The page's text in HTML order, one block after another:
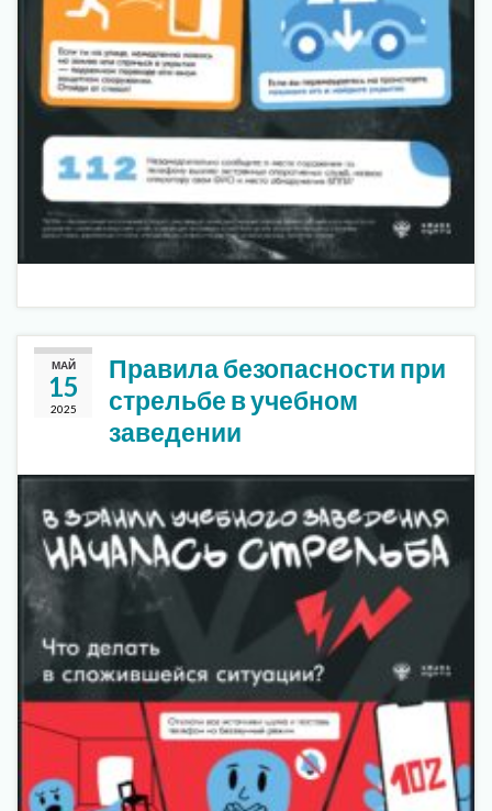
МАЙ
15
2025
Правила безопасности при
стрельбе в учебном
заведении